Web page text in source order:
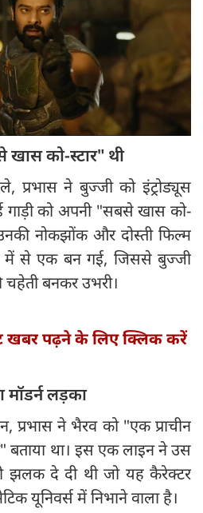
को-स्टार" थी
प्रभास ने बुज्जी को इंट्रोड्यूस
को अपनी "सबसे खास को-
नोकझोंक और दोस्ती फिल्म
में से एक बन गई, जिससे बुज्जी
बनकर उभरी।
खबर पढ़ने के लिए क्लिक करें
मॉडर्न लड़का
प्रभास ने भैरव को "एक प्राचीन
बताया था। इस एक लाइन ने उस
झलक दे दी थी जो यह कैरेक्टर
यूनिवर्स में निभाने वाला है।